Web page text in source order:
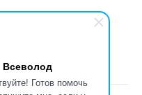
Всеволод
Готов помочь